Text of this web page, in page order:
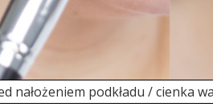
nałożeniem podkładu / cienka